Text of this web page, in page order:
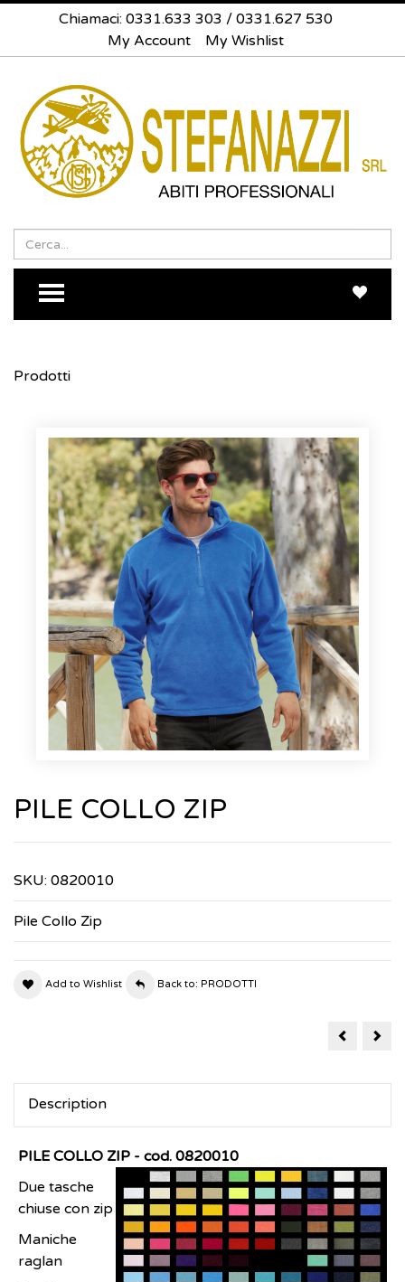
Chiamaci: 0331.633 303 / 0331.627 530
My Account
My Wishlist
Search
TOGGLE MENU
Prodotti
PILE COLLO ZIP
SKU: 0820010
Pile Collo Zip
Add to Wishlist Back to: PRODOTTI
BERMUDA
Description
PILE COLLO ZIP - cod. 0820010
Due tasche
chiuse con zip
Maniche
raglan